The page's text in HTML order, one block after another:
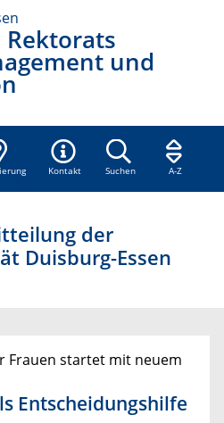
Rektorats
und
Kontakt Suchen A-Z
der
Duisburg-Essen
Frauen startet mit neuem
Entscheidungshilfe